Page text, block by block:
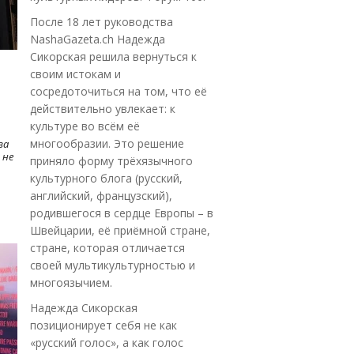
После 18 лет руководства
NashaGazeta.ch Надежда
Сикорская решила вернуться к
своим истокам и
сосредоточиться на том, что её
действительно увлекает: к
культуре во всём её
многообразии. Это решение
приняло форму трёхязычного
культурного блога (русский,
английский, французский),
родившегося в сердце Европы – в
Швейцарии, её приёмной стране,
стране, которая отличается
своей мультикультурностью и
многоязычием.
Надежда Сикорская
позиционирует себя не как
«русский голос», а как голос